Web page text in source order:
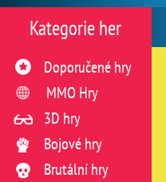
Kategorie her
Doporučené hry
MMO Hry
3D hry
Bojové hry
Brutální hry